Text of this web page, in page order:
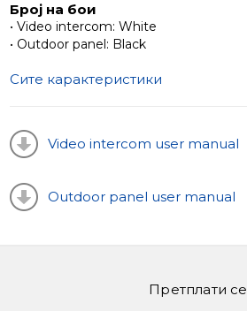
Број на бои
• Video intercom: White
• Outdoor panel: Black
Сите карактеристики
Video intercom user manual
Outdoor panel user manual
Претплати се